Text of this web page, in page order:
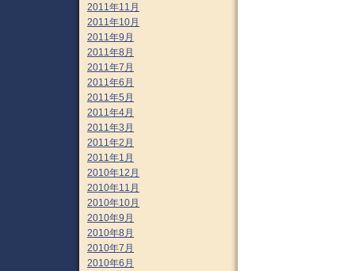
2011年11月
2011年10月
2011年9月
2011年8月
2011年7月
2011年6月
2011年5月
2011年4月
2011年3月
2011年2月
2011年1月
2010年12月
2010年11月
2010年10月
2010年9月
2010年8月
2010年7月
2010年6月